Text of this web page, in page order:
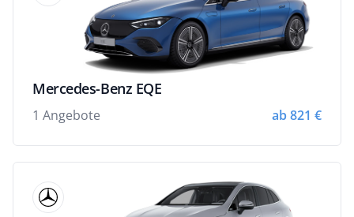
Mercedes-Benz EQE
1 Angebote ab 821 €